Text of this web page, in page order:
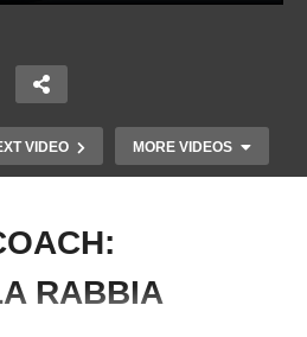
VIDEO MORE VIDEOS
Embed Code
RABBIA